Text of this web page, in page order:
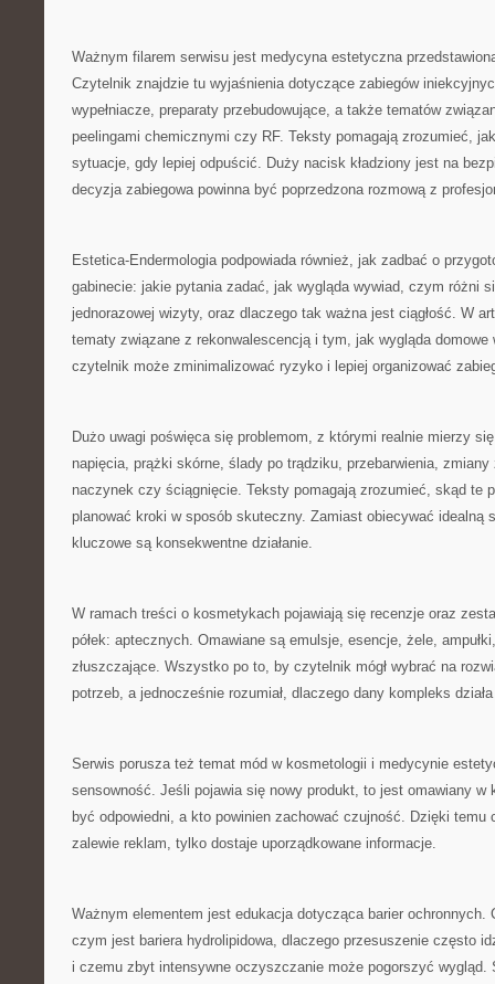
Ważnym filarem serwisu jest medycyna estetyczna
Czytelnik znajdzie tu wyjaśnienia dotyczące zabiegów
wypełniacze, preparaty przebudowujące, a także tematów
peelingami chemicznymi czy RF. Teksty pomagają zrozumieć,
sytuacje, gdy lepiej odpuścić. Duży nacisk kładziony jest na
decyzja zabiegowa powinna być poprzedzona rozmową z
Estetica-Endermologia podpowiada również, jak zadbać o
gabinecie: jakie pytania zadać, jak wygląda wywiad, czym różni
jednorazowej wizyty, oraz dlaczego tak ważna jest ciągłość. W
tematy związane z rekonwalescencją i tym, jak wygląda
czytelnik może zminimalizować ryzyko i lepiej organizować
Dużo uwagi poświęca się problemom, z którymi realnie mierzy
napięcia, prążki skórne, ślady po trądziku, przebarwienia, zmiany
naczynek czy ściągnięcie. Teksty pomagają zrozumieć, skąd te
planować kroki w sposób skuteczny. Zamiast obiecywać idealną
kluczowe są konsekwentne działanie.
W ramach treści o kosmetykach pojawiają się recenzje oraz
półek: aptecznych. Omawiane są emulsje, esencje, żele,
złuszczające. Wszystko po to, by czytelnik mógł wybrać na
potrzeb, a jednocześnie rozumiał, dlaczego dany kompleks
Serwis porusza też temat mód w kosmetologii i medycynie
sensowność. Jeśli pojawia się nowy produkt, to jest omawiany w
być odpowiedni, a kto powinien zachować czujność. Dzięki temu
zalewie reklam, tylko dostaje uporządkowane informacje.
Ważnym elementem jest edukacja dotycząca barier ochronnych.
czym jest bariera hydrolipidowa, dlaczego przesuszenie często
i czemu zbyt intensywne oczyszczanie może pogorszyć wygląd.